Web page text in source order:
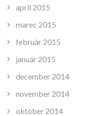
apríl 2015
marec 2015
február 2015
január 2015
december 2014
november 2014
október 2014